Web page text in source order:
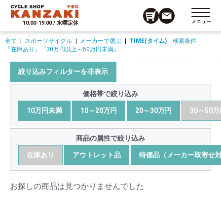
10:00-19:00 / 水曜定休 メニュー
全て スポーツサイクル メーカーで選ぶ TIME(タイム) 検索条件
「在庫あり」
「30万円以上～50万円未満」
絞り込みフィルターを非表示
価格帯で絞り込み
10万円未満 10～20万円 20～30万円 30～50万
商品の属性で絞り込み
在庫あり アウトレット品 特価品（メーカー取寄せ
お探しの商品は見つかりませんでした